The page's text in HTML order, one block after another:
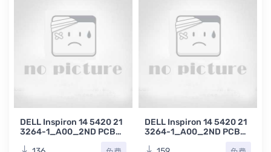
DELL Inspiron 14 5420 21
3264-1_A00_2ND PCB_
DELL Inspiron 14 5420 21
3264-1_A00_2ND PCB_